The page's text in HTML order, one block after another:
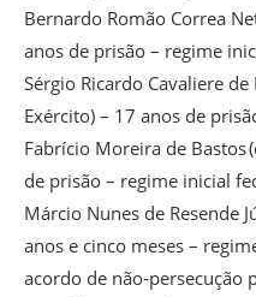
Bernardo Romão Correa
anos de prisão – regime
Sérgio Ricardo Cavaliere
Exército) – 17 anos de
Fabrício Moreira de Bastos
de prisão – regime inicial
Márcio Nunes de Resende
anos e cinco meses –
acordo de não-persecução